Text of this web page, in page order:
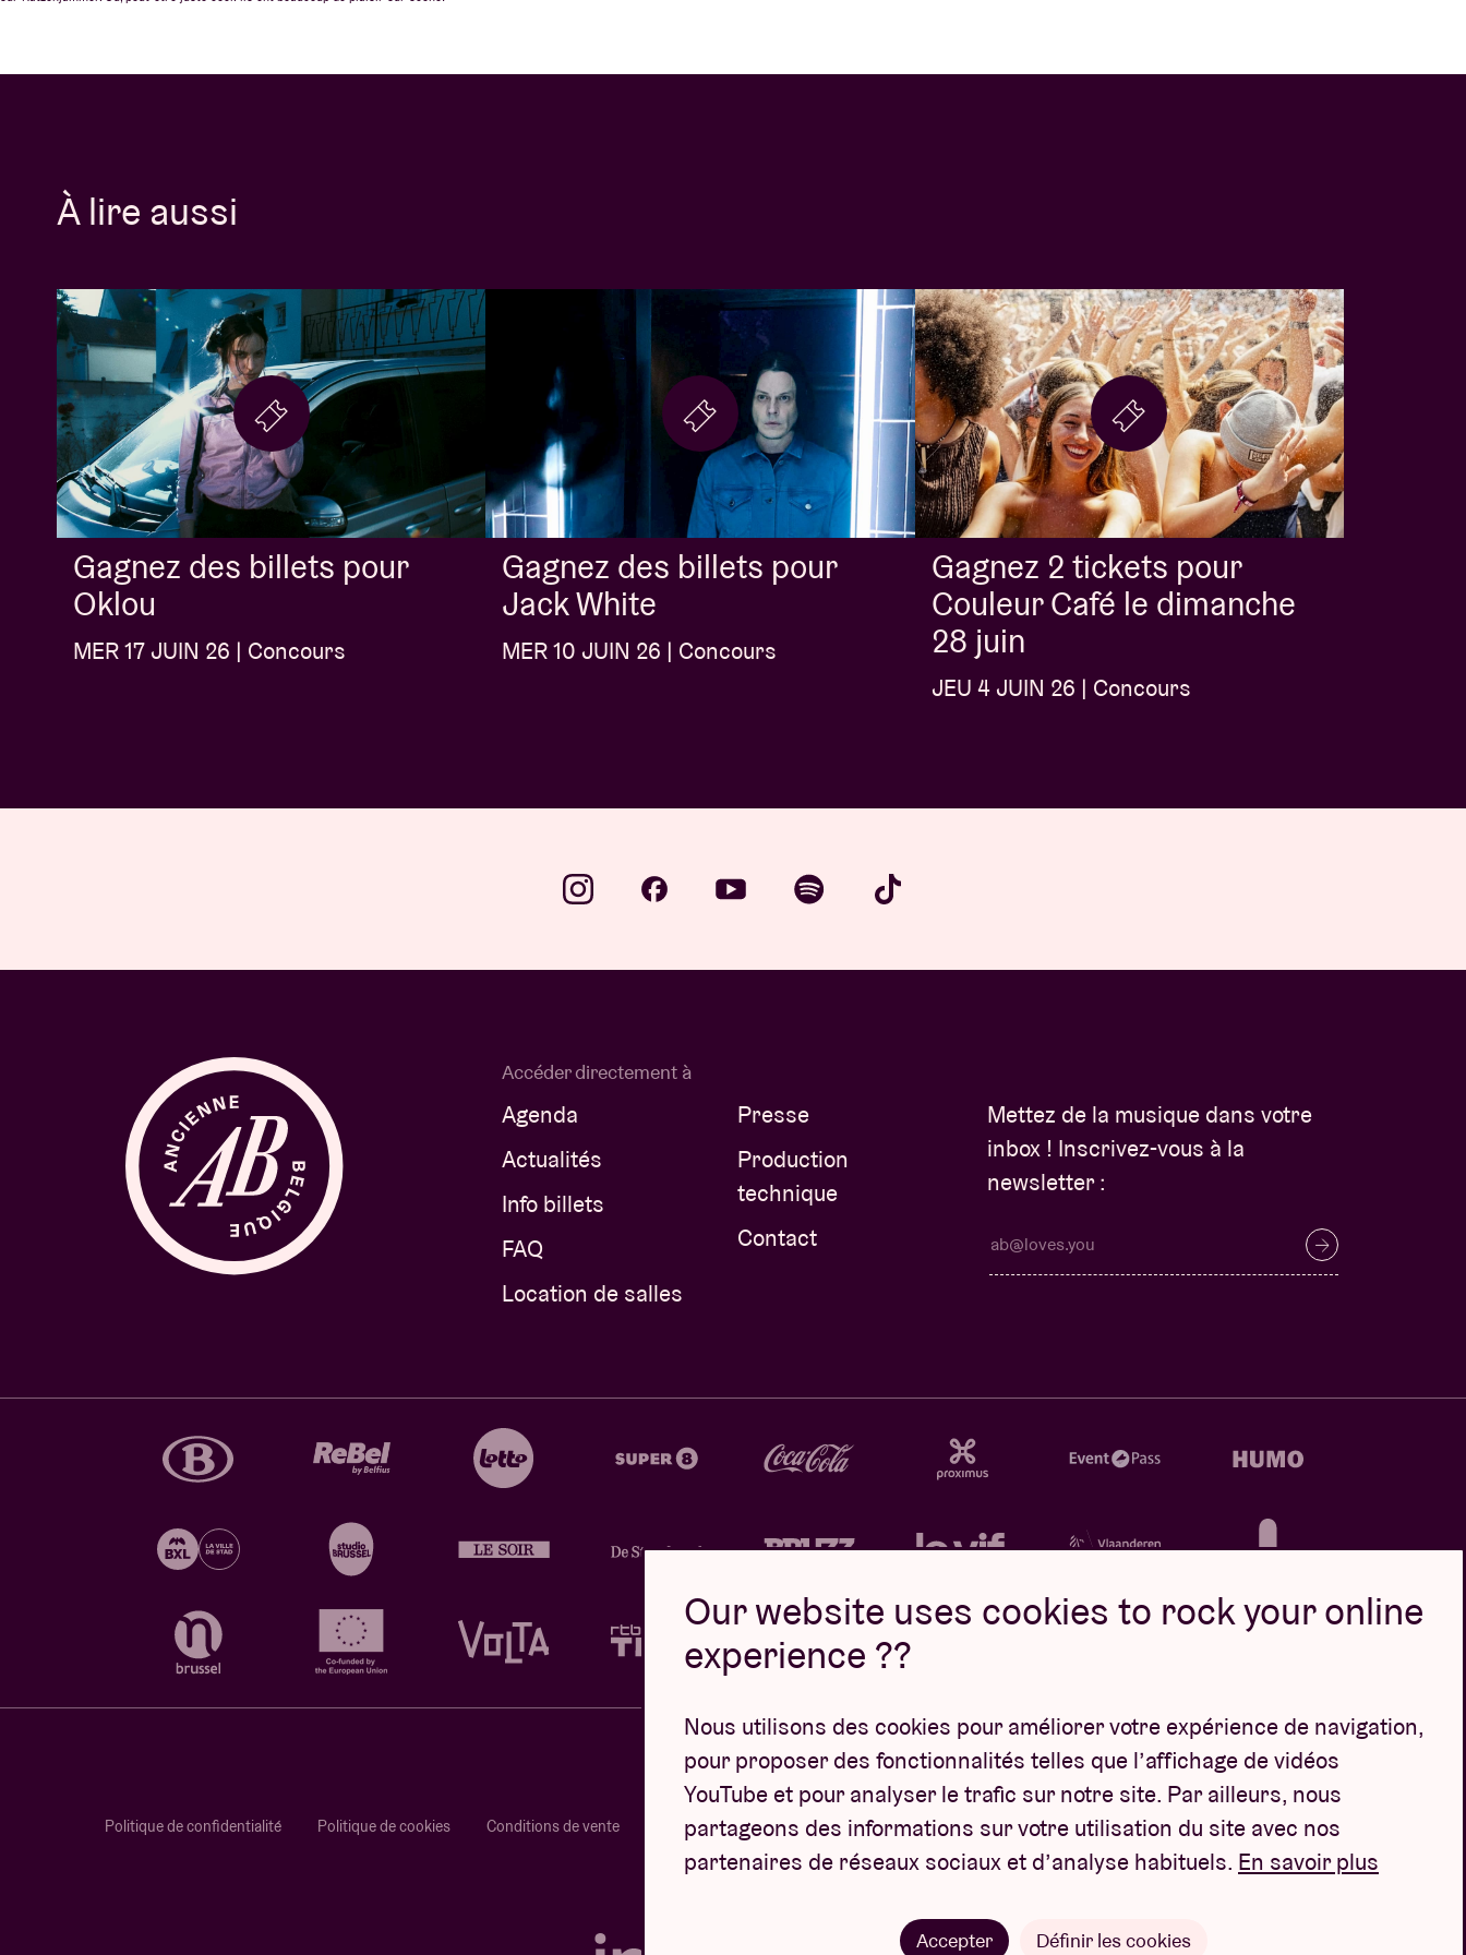
À lire aussi
Gagnez des billets pour
Oklou
MER 17 JUIN 26 | Concours
Gagnez des billets pour
Jack White
MER 10 JUIN 26 | Concours
Gagnez 2 tickets pour
Couleur Café le dimanche
28 juin
JEU 4 JUIN 26 | Concours
Accéder directement à
Agenda
Actualités
Info billets
FAQ
Location de salles
Presse
Production
technique
Contact
Mettez de la musique dans votre
inbox ! Inscrivez-vous à la
newsletter :
Politique de confidentialité Politique de cookies Conditions de vente
Design par
Our website uses cookies to rock your online
experience ??
Nous utilisons des cookies pour améliorer votre expérience de navigation,
pour proposer des fonctionnalités telles que l’affichage de vidéos
YouTube et pour analyser le trafic sur notre site. Par ailleurs, nous
partageons des informations sur votre utilisation du site avec nos
partenaires de réseaux sociaux et d’analyse habituels. En savoir plus
Accepter Définir les cookies